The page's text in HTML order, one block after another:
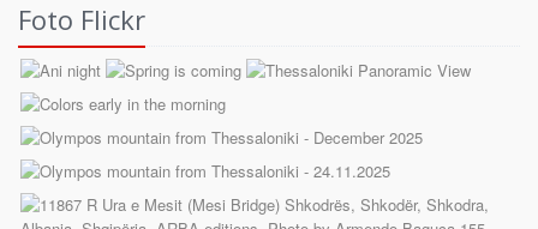
Foto Flickr